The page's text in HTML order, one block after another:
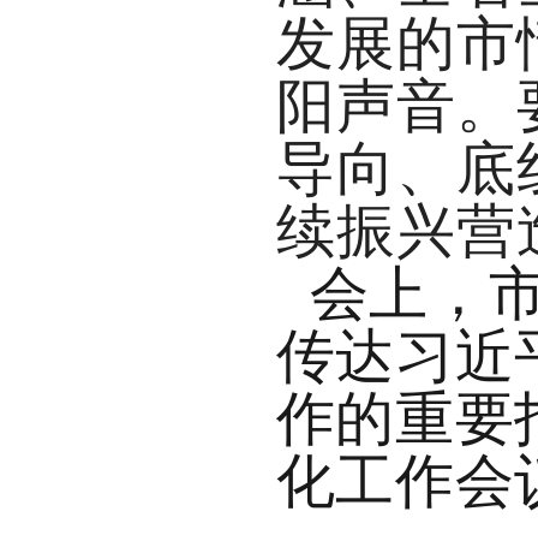
发展的市
阳声音
导向、底
续振兴营
会上，
传达习近
作的重要
化工作会